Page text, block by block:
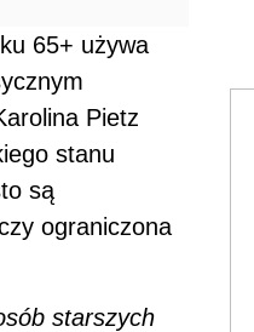
65+ używa
Pietz
stanu
są
ograniczona
starszych